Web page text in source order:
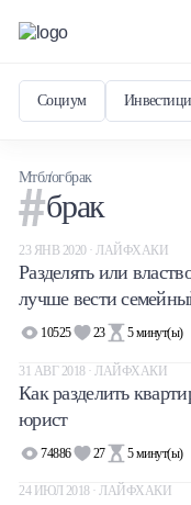
Социум
Мтблогбрак
брак
23 ЯНВ 2020 · ЛАЙФХАКИ
Разделять или
лучше вести
10525 23 5минут(ы)
31 АВГ 2018 · ЛАЙФХАКИ
Как разделить
юрист
74886 27 5минут(ы)
24 ИЮЛ 2018 · ЛАЙФХАКИ